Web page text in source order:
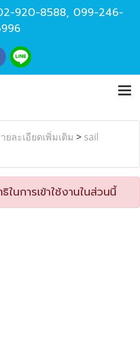
920-8588, 099-246-
ยละเอียดเพิ่มเติม > sail
นการเข้าใช้งานในส่วนนี้